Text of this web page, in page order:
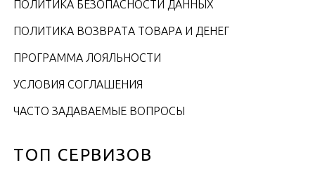
ПОЛИТИКА БЕЗОПАСНОСТИ ДАННЫХ
ПОЛИТИКА ВОЗВРАТА ТОВАРА И ДЕНЕГ
ПРОГРАММА ЛОЯЛЬНОСТИ
УСЛОВИЯ СОГЛАШЕНИЯ
ЧАСТО ЗАДАВАЕМЫЕ ВОПРОСЫ
ТОП СЕРВИЗОВ